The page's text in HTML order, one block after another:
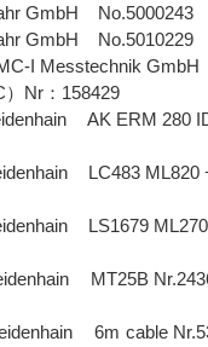
GmbH
GmbH
I Messtechnik
DC）Nr：158429
AK ERM 280
LC483 ML820
LS1679
MT25B
6m cable